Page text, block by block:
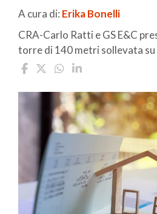
A cura di: Erika Bonelli
CRA-Carlo Ratti e GS E&C
torre di 140 metri sollevata su